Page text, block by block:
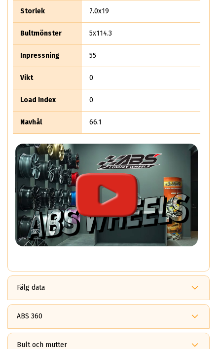
Storlek 7.0x19
Bultmönster 5x114.3
Inpressning 55
Vikt 0
Load Index 0
Navhål 66.1
Fälg data
ABS 360
Fördelar med ABS360?
ABS 360
Bult och mutter